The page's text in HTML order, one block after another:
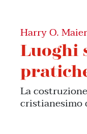
Harry O. Maier
Luoghi
La
cristianesimo